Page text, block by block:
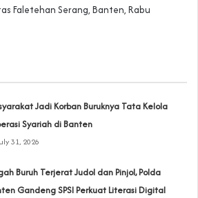
Faletehan Serang, Banten, Rabu
Jadi Korban Buruknya Tata Kelola
Syariah di Banten
31, 2026
Buruh Terjerat Judol dan Pinjol, Polda
Gandeng SPSI Perkuat Literasi Digital